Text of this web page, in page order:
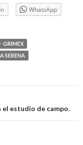
WhatsApp
GRIMEX
SERENA
el estudio de campo.